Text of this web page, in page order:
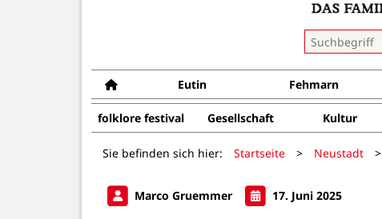
Eutin Fehmarn
folklore festival Gesellschaft Kultur
Sie befinden sich hier: Startseite > Neustadt >
Marco Gruemmer 17. Juni 2025